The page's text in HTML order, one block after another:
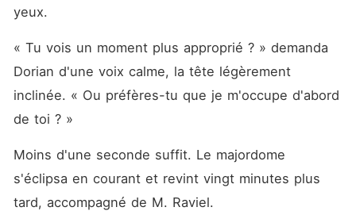
je ne serai plus une victime.
Même dans l'ombre des
monstres, je trouverai un
moyen de reprendre le
contrôle de mon destin.
yeux.
« Tu vois un moment plus approprié ? » demanda
Dorian d'une voix calme, la tête légèrement
inclinée. « Ou préfères-tu que je m'occupe d'abord
de toi ? »
Moins d'une seconde suffit. Le majordome
s'éclipsa en courant et revint vingt minutes plus
tard, accompagné de M. Raviel.